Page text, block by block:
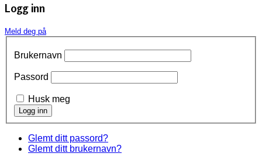
Logg inn
Meld deg på
Brukernavn
Passord
Husk meg
Glemt ditt passord?
Glemt ditt brukernavn?